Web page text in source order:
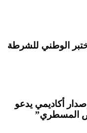
الوطني للشرطة
أكاديمي يدعو
المسطري”